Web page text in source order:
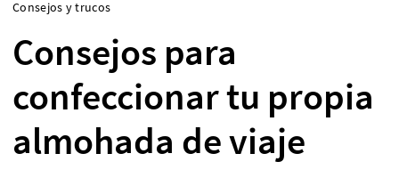
Consejos y trucos
Consejos para
confeccionar tu propia
almohada de viaje